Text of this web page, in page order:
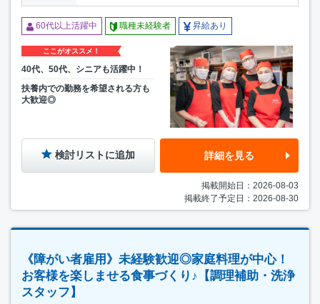
60代以上活躍中 職種未経験者 昇給あり
ここがオススメ！
40代、50代、シニアも活躍中！
扶養内での勤務を希望される方も
大歓迎◎
検討リストに追加 詳細を見る
掲載開始日：2026-08-03
掲載終了予定日：2026-08-30
《障がい者雇用》未経験歓迎◎家庭料理が中心！
お客様を楽しませる食事づくり♪【調理補助・洗浄
スタッフ】